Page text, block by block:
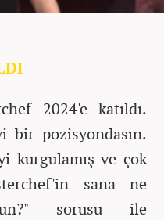
2024'e katıldı.
bir pozisyondasın.
kurgulamış ve çok
sana ne
sorusu ile